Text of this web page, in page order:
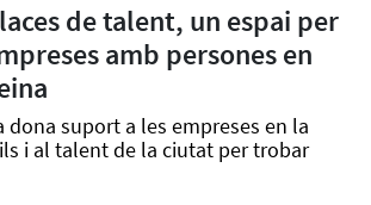
de talent, un espai per
amb persones en
dona suport a les empreses en la
i al talent de la ciutat per trobar